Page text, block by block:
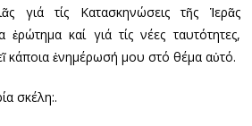
γιά τίς Κατασκηνώσεις τῆς Ἱερᾶς
καί γιά τίς νέες ταυτότητες,
κάποια ἐνημέρωσή μου στό θέμα αὐτό.
σκέλη:.